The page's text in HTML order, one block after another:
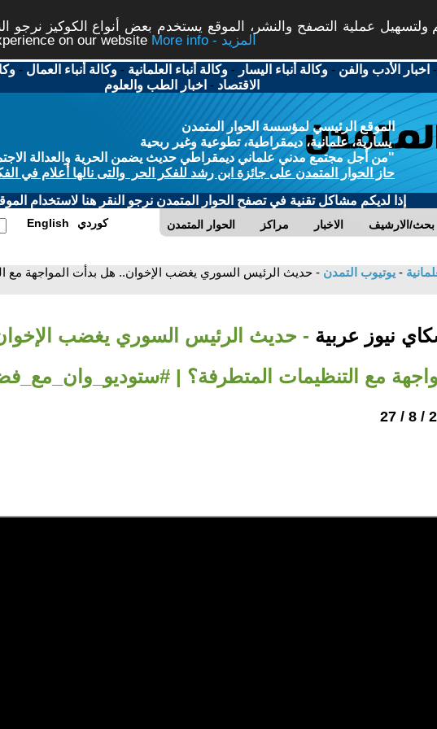
عملية التصفح والنشر، الموقع يستخدم بعض أنواع الكوكيز نرجو
on our website
More info - المزيد
- اخبار الأدب والفن -وكالة أنباء اليسار -وكالة أنباء العلمانية -وكالة أنباء العمال -
الاقتصاد - اخبار الطب والعلوم
الموقع الرئيسي لمؤسسة الحوار المتمدن
يسارية، علمانية، ديمقراطية، تطوعية وغير ربحية
"من أجل مجتمع مدني علماني ديمقراطي حديث يضمن الحرية والعدالة
حاز الحوار المتمدن على جائزة ابن رشد للفكر الحر والتى نالها أعلام في
إذا لديكم مشاكل تقنية في تصفح الحوار المتمدن نرجو النقر هنا لاستخدام
الحوار المتمدن مراكز الاخبار بحث/الارشيف English كوردي
- يوتيوب التمدن - حديث الرئيس السوري يغضب الإخوان.. هل بدأت المواجهة مع
نيوز عربية - حديث الرئيس السوري يغضب
مع التنظيمات المتطرفة؟ |